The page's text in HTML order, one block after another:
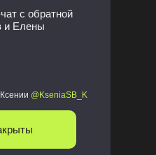
с обратной
и Елены
@KseniaSB_K